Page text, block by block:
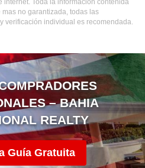
no garantizada, todas las
verificación individual es recomendada.
– BAHIA
REALTY
Guía Gratuita